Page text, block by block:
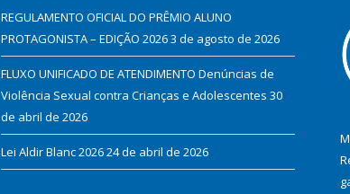
REGULAMENTO OFICIAL DO PRÊMIO ALUNO
PROTAGONISTA – EDIÇÃO 20263 de agosto de 2026
FLUXO UNIFICADO DE ATENDIMENTO Denúncias de
Violência Sexual contra Crianças e Adolescentes 30
de abril de 2026
Lei Aldir Blanc 202624 de abril de 2026